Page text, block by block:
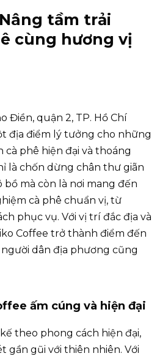
tầm trải
cùng hương vị
Điền, quận 2, TP. Hồ Chí
địa điểm lý tưởng cho những
phê hiện đại và thoáng
là chốn dừng chân thư giãn
mà còn là nơi mang đến
cà phê chuẩn vị, từ
phục vụ. Với vị trí đắc địa và
Coffee trở thành điểm đến
dân địa phương cũng
ấm cúng và hiện đại
theo phong cách hiện đại,
gần gũi với thiên nhiên. Với